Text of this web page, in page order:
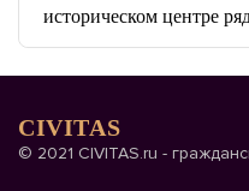
историческом центре
CIVITAS
© 2021 CIVITAS.ru -